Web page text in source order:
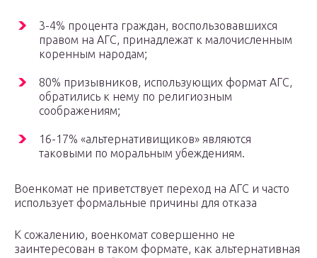
3-4% процента граждан, воспользовавшихся
правом на АГС, принадлежат к малочисленным
коренным народам;
80% призывников, использующих формат АГС,
обратились к нему по религиозным
соображениям;
16-17% «альтернативищиков» являются
таковыми по моральным убеждениям.
Военкомат не приветствует переход на АГС и часто
использует формальные причины для отказа
К сожалению, военкомат совершенно не
заинтересован в таком формате, как альтернативная